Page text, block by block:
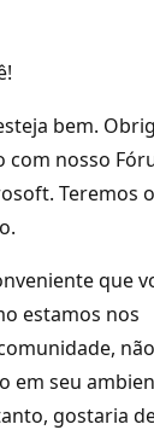
bem.
nosso
Teremos
que
estamos nos
em seu
gostaria